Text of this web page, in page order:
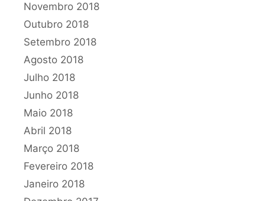
Novembro 2018
Outubro 2018
Setembro 2018
Agosto 2018
Julho 2018
Junho 2018
Maio 2018
Abril 2018
Março 2018
Fevereiro 2018
Janeiro 2018